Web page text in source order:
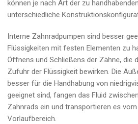
können je nach Art der zu
unterschiedliche
Interne Zahnradpumpen sind besser
Flüssigkeiten mit festen Elementen zu
Öffnens und Schließens der Zähne, die
Zufuhr der Flüssigkeit bewirken. Die
besser für die Handhabung von
geeignet sind, fangen das Fluid
Zahnrads ein und transportieren es
Vorlaufbereich.